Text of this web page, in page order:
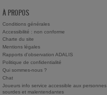
À PROPOS
Conditions générales
Accessibilité : non conforme
Charte du site
Mentions légales
Rapports d'observation ADALIS
Politique de confidentialité
Qui sommes-nous ?
Chat
Joueurs info service accessible aux personnes
sourdes et malentendantes